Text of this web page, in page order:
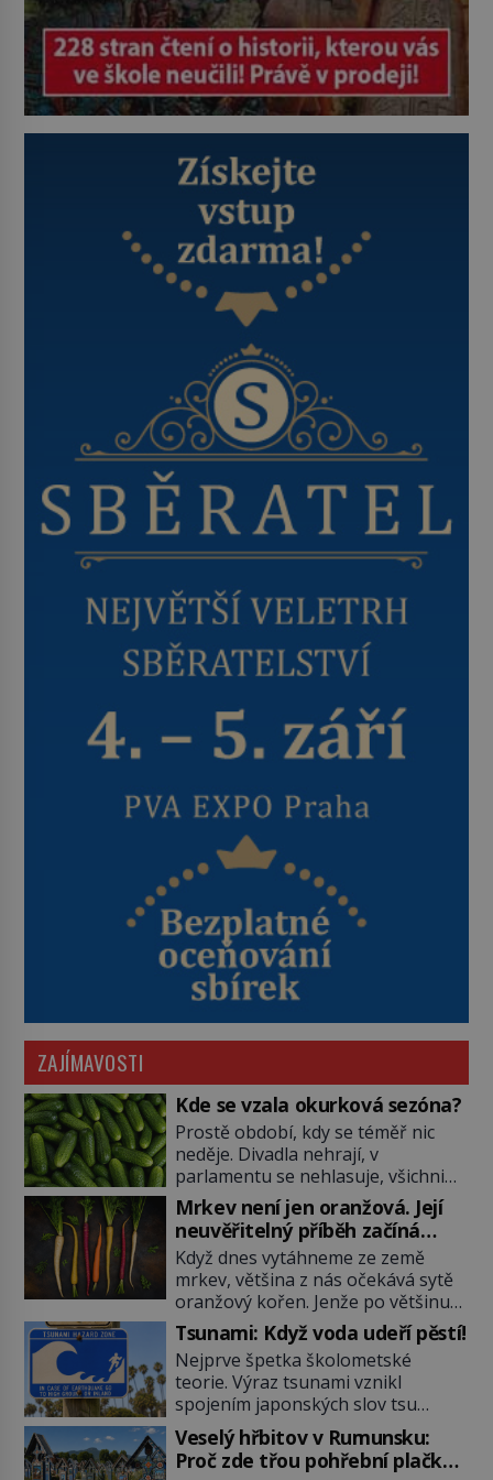
ZAJÍMAVOSTI
Kde se vzala okurková sezóna?
Prostě období, kdy se téměř nic
neděje. Divadla nehrají, v
parlamentu se nehlasuje, všichni
jsou na dovolené a média tak
nemají o čem mluvit a psát. A
vymýšlejí si proto témata, které
nikoho nezajímají. Proč je však ona
letní doba spojovaná zrovna s
okurkami? Okurkovou sezónu
známe už od poloviny 19. století,
ovšem jako Češi […]
Mrkev není jen oranžová. Její
neuvěřitelný příběh začíná
fialovou barvou
Když dnes vytáhneme ze země
mrkev, většina z nás očekává sytě
oranžový kořen. Jenže po většinu
své historie je mrkev všechno
možné, jen ne oranžová. Je fialová,
žlutá, bílá, někdy dokonce téměř
černá. Až díky stovkám let
pečlivého šlechtění se z ní stává
zelenina, bez které si českou
zahradu ani nedokážeme
Tsunami: Když voda udeří pěstí!
Nejprve špetka školometské
teorie. Výraz tsunami vznikl
spojením japonských slov tsu
(přístav) a nami (vlna). Jedná se o
dlouhou vlnu, která je na volném
moři takřka nepostřehnutelná.
Veselý hřbitov v Rumunsku:
Proč zde třou pohřební plačky